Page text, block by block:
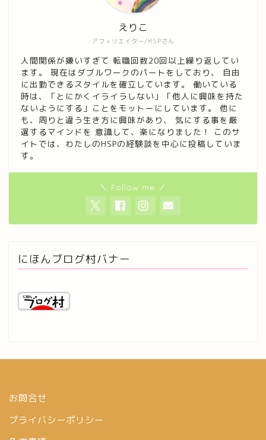
アフィリエイター/HSPさん
えりこ
人間関係が嫌いすぎて 転職回数20回以上繰り返してい
ます。 現在はダブルワークのパートをしており、 自由
に出勤できるスタイルを確立しています。 働いている
時は、「とにかくイライラしない」「他人に興味を持た
ないようにする」ことをモットーにしています。 他に
も、周りと違う生き方に興味があり、 気にする事を厳
選するマインドを 意識して、楽になりました！ このサ
イトでは、わたしのHSPの経験談を中心に投稿していま
す。
＼ Follow me ／
にほんブログ村バナー
お問合せ
プライバシーポリシー